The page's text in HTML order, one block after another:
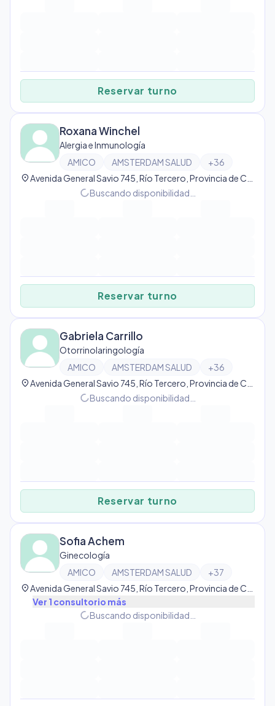
Reservar turno
Roxana Winchel
Alergia e Inmunología
AMICO
AMSTERDAM SALUD +36
location_on
progress_activityBuscando disponibilidad…
Reservar turno
Gabriela Carrillo
Otorrinolaringología
AMICO
AMSTERDAM SALUD +36
location_on
progress_activityBuscando disponibilidad…
Reservar turno
Sofia Achem
Ginecología
AMICO
AMSTERDAM SALUD +37
location_on
Ver 1 consultorio más
progress_activityBuscando disponibilidad…